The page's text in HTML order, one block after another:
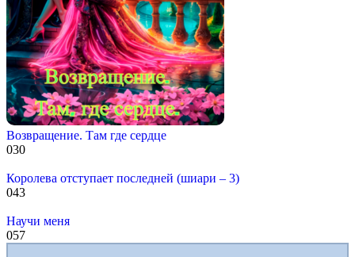
Возвращение. Там где сердце
030
Королева отступает последней (шиари – 3)
043
Научи меня
057